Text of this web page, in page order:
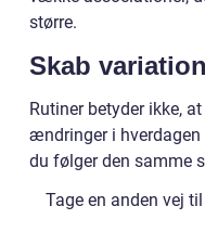
større.
Skab
Rutiner betyder ikke,
ændringer i hverdagen
du følger den samme
Tage en anden vej